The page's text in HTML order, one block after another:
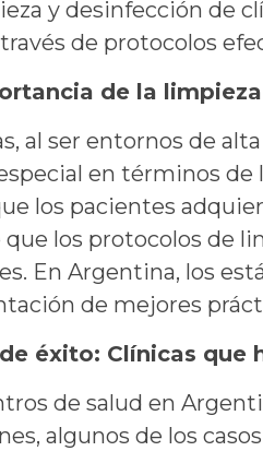
y desinfección de
de protocolos
de la
al ser entornos de
en términos de
los pacientes
que los protocolos de
En Argentina, los
de mejores
éxito: Clínicas
de salud en
algunos de los